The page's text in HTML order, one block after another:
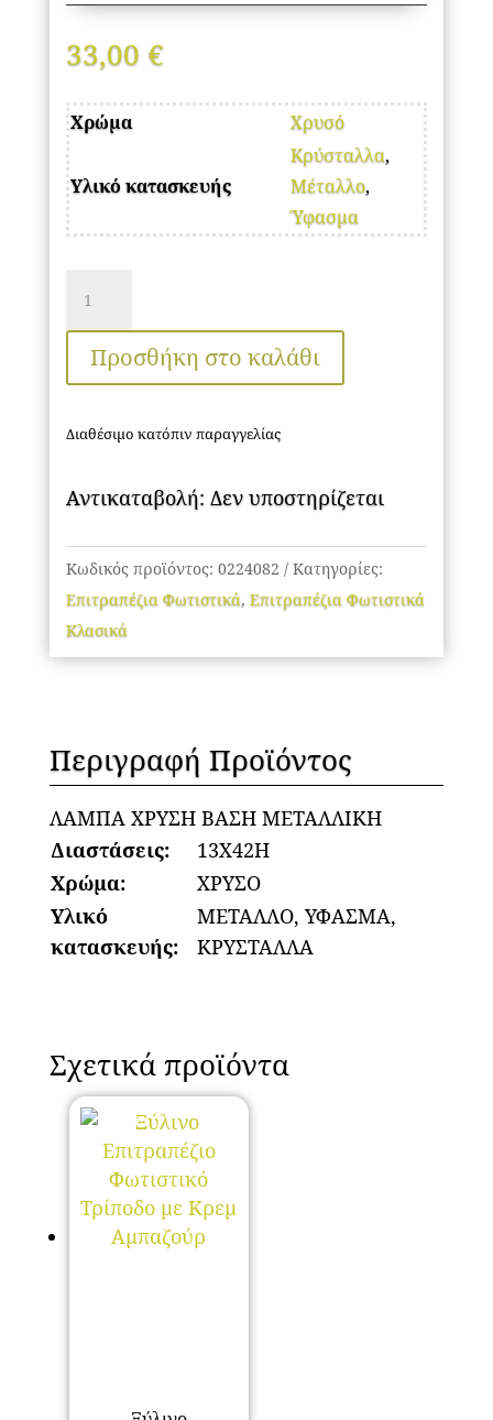
33,00 €
Χρώμα Χρυσό
Υλικό κατασκευής
Κρύσταλλα,
Μέταλλο,
Ύφασμα
Φωτιστικά
ποσότητα
Προσθήκη στο καλάθι
Διαθέσιμο κατόπιν παραγγελίας
Αντικαταβολή: Δεν υποστηρίζεται
Κωδικός προϊόντος: 0224082
Κατηγορίες:
Επιτραπέζια Φωτιστικά, Επιτραπέζια Φωτιστικά
Κλασικά
Περιγραφή Προϊόντος
ΛΑΜΠΑ ΧΡΥΣΗ ΒΑΣΗ ΜΕΤΑΛΛΙΚΗ
Διαστάσεις:
13X42H
Χρώμα:
ΧΡΥΣΟ
Υλικό
κατασκευής:
ΜΕΤΑΛΛΟ, ΥΦΑΣΜΑ,
ΚΡΥΣΤΑΛΛΑ
Σχετικά προϊόντα